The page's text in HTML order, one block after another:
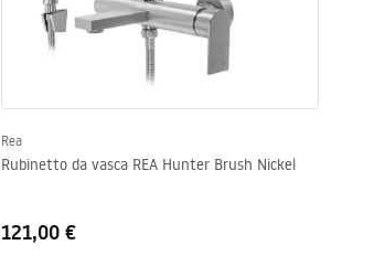
Rea
Rubinetto da vasca REA Hunter Brush Nickel
121,00 €